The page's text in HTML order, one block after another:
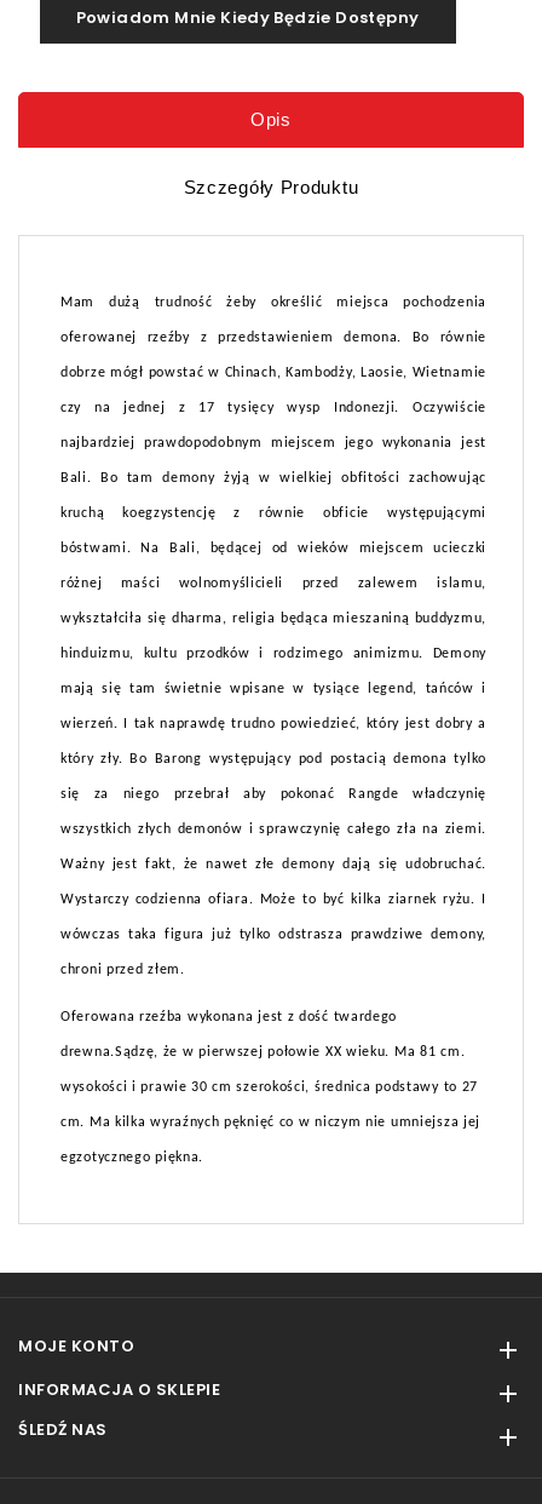
Powiadom Mnie Kiedy Będzie Dostępny
Opis
Szczegóły Produktu
Mam dużą trudność żeby określić miejsca pochodzenia
oferowanej rzeźby z przedstawieniem demona. Bo równie
dobrze mógł powstać w Chinach, Kambodży, Laosie, Wietnamie
czy na jednej z 17 tysięcy wysp Indonezji. Oczywiście
najbardziej prawdopodobnym miejscem jego wykonania jest
Bali. Bo tam demony żyją w wielkiej obfitości zachowując
kruchą koegzystencję z równie obficie występującymi
bóstwami. Na Bali, będącej od wieków miejscem ucieczki
różnej maści wolnomyślicieli przed zalewem islamu,
wykształciła się dharma, religia będąca mieszaniną buddyzmu,
hinduizmu, kultu przodków i rodzimego animizmu. Demony
mają się tam świetnie wpisane w tysiące legend, tańców i
wierzeń. I tak naprawdę trudno powiedzieć, który jest dobry a
który zły. Bo Barong występujący pod postacią demona tylko
się za niego przebrał aby pokonać Rangde władczynię
wszystkich złych demonów i sprawczynię całego zła na ziemi.
Ważny jest fakt, że nawet złe demony dają się udobruchać.
Wystarczy codzienna ofiara. Może to być kilka ziarnek ryżu. I
wówczas taka figura już tylko odstrasza prawdziwe demony,
chroni przed złem.
Oferowana rzeźba wykonana jest z dość twardego
drewna.Sądzę, że w pierwszej połowie XX wieku. Ma 81 cm.
wysokości i prawie 30 cm szerokości, średnica podstawy to 27
cm. Ma kilka wyraźnych pęknięć co w niczym nie umniejsza jej
egzotycznego piękna.
MOJE KONTO 
INFORMACJA O SKLEPIE 
ŚLEDŹ NAS 